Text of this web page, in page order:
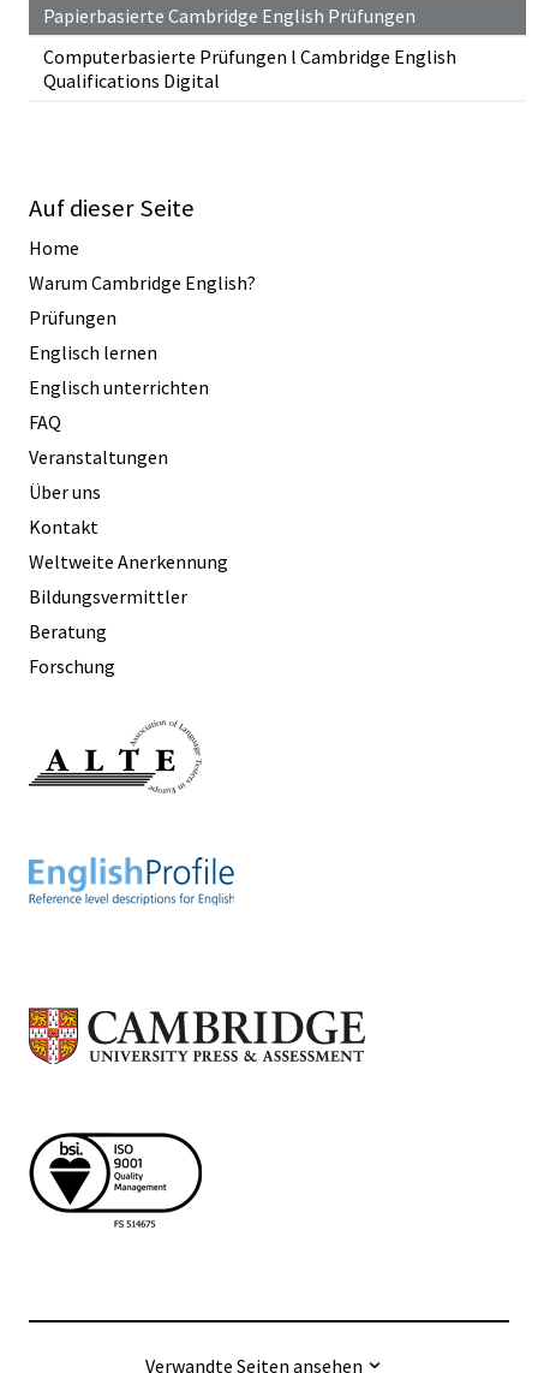
Papierbasierte Cambridge English Prüfungen
Computerbasierte Prüfungen l Cambridge English
Qualifications Digital
Auf dieser Seite
Home
Warum Cambridge English?
Prüfungen
Englisch lernen
Englisch unterrichten
FAQ
Veranstaltungen
Über uns
Kontakt
Weltweite Anerkennung
Bildungsvermittler
Beratung
Forschung
Verwandte Seiten ansehen